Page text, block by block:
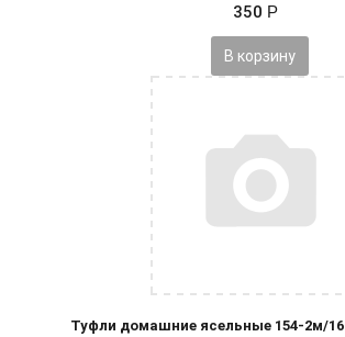
350 Р
В корзину
Туфли домашние ясельные 154-2м/